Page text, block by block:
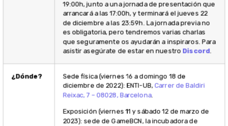
El logo de la quinta edición de la jam está inspirado en
, de Velázaquez. Dado que en esta edición se
quiere explorar la gastronomía española en la Península Ibérica,